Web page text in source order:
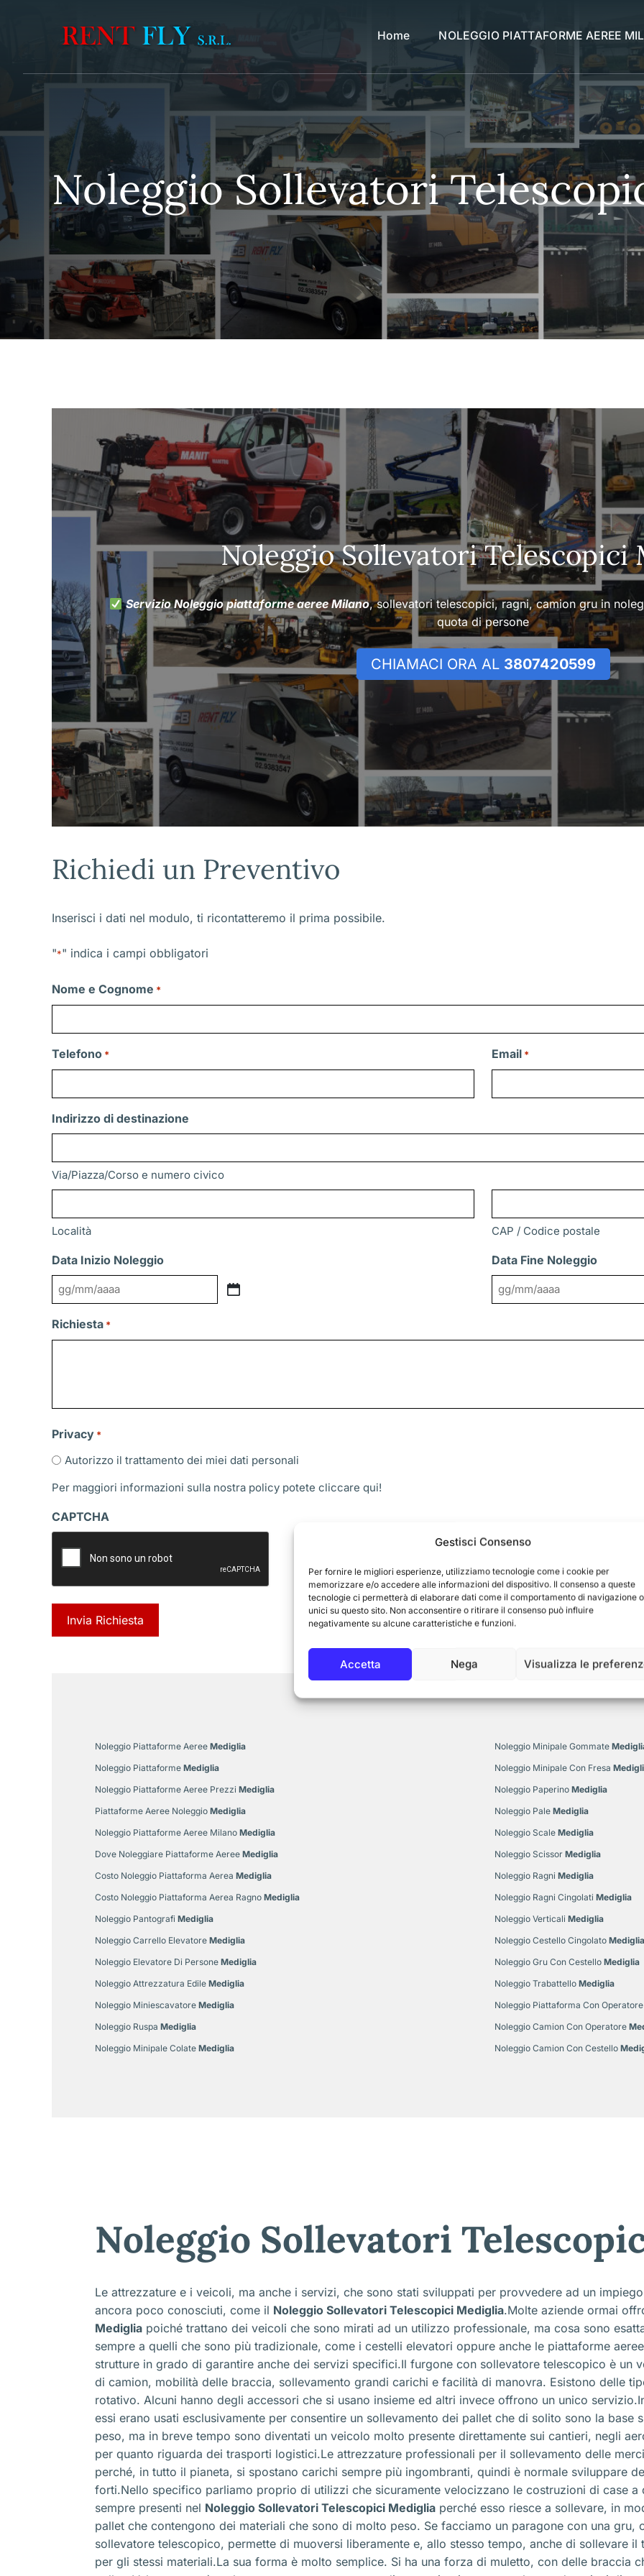
Gestisci Consenso
Per fornire le migliori esperienze, utilizziamo tecnologie come i cookie per
memorizzare e/o accedere alle informazioni del dispositivo. Il consenso a queste
tecnologie ci permetterà di elaborare dati come il comportamento di navigazione
unici su questo sito. Non acconsentire o ritirare il consenso può influire
negativamente su alcune caratteristiche e funzioni.
Accetta Nega Visualizza le
Home NOLEGGIO PIATTAFORME AEREE
Noleggio Sollevatori
Noleggio Sollevatori Telescopici
Servizio Noleggio piattaforme aeree Milano, sollevatori telescopici, ragni, camion gru in
quota di persone
CHIAMACI ORA AL 3807420599
Richiedi un Preventivo
Inserisci i dati nel modulo, ti ricontatteremo il prima possibile.
"*" indica i campi obbligatori
Nome e Cognome *
Telefono * Email *
Indirizzo di destinazione
Via/Piazza/Corso e numero civico
Località CAP / Codice postale
Data Inizio Noleggio
GG
MM
Data Fine Noleggio
GG
Richiesta *
Privacy *
Autorizzo il trattamento dei miei dati personali
Per maggiori informazioni sulla nostra policy potete cliccare qui!
CAPTCHA
Noleggio Piattaforme Aeree Mediglia
Noleggio Piattaforme Mediglia
Noleggio Piattaforme Aeree Prezzi Mediglia
Piattaforme Aeree Noleggio Mediglia
Noleggio Piattaforme Aeree Milano Mediglia
Dove Noleggiare Piattaforme Aeree Mediglia
Costo Noleggio Piattaforma Aerea Mediglia
Costo Noleggio Piattaforma Aerea Ragno Mediglia
Noleggio Pantografi Mediglia
Noleggio Carrello Elevatore Mediglia
Noleggio Elevatore Di Persone Mediglia
Noleggio Attrezzatura Edile Mediglia
Noleggio Miniescavatore Mediglia
Noleggio Ruspa Mediglia
Noleggio Minipale Colate Mediglia
Noleggio Minipale Gommate
Noleggio Minipale Con Fresa
Noleggio Paperino Mediglia
Noleggio Pale Mediglia
Noleggio Scale Mediglia
Noleggio Scissor Mediglia
Noleggio Ragni Mediglia
Noleggio Ragni Cingolati Mediglia
Noleggio Verticali Mediglia
Noleggio Cestello Cingolato Mediglia
Noleggio Gru Con Cestello Mediglia
Noleggio Trabattello Mediglia
Noleggio Piattaforma Con Operatore
Noleggio Camion Con Operatore
Noleggio Camion Con Cestello
Noleggio Sollevatori
Le attrezzature e i veicoli, ma anche i servizi, che sono stati sviluppati per provvedere ad un
ancora poco conosciuti, come il Noleggio Sollevatori Telescopici Mediglia.Molte aziende ormai
Mediglia poiché trattano dei veicoli che sono mirati ad un utilizzo professionale, ma cosa sono
sempre a quelli che sono più tradizionale, come i cestelli elevatori oppure anche le piattaforme
strutture in grado di garantire anche dei servizi specifici.Il furgone con sollevatore telescopico è un
di camion, mobilità delle braccia, sollevamento grandi carichi e facilità di manovra. Esistono delle
rotativo. Alcuni hanno degli accessori che si usano insieme ed altri invece offrono un unico
essi erano usati esclusivamente per consentire un sollevamento dei pallet che di solito sono la
peso, ma in breve tempo sono diventati un veicolo molto presente direttamente sui cantieri, negli
per quanto riguarda dei trasporti logistici.Le attrezzature professionali per il sollevamento delle
perché, in tutto il pianeta, si spostano carichi sempre più ingombranti, quindi è normale sviluppare
forti.Nello specifico parliamo proprio di utilizzi che sicuramente velocizzano le costruzioni di case a
sempre presenti nel Noleggio Sollevatori Telescopici Mediglia perché esso riesce a sollevare, in
pallet che contengono dei materiali che sono di molto peso. Se facciamo un paragone con una gru,
sollevatore telescopico, permette di muoversi liberamente e, allo stesso tempo, anche di sollevare
per gli stessi materiali.La sua forma è molto semplice. Si ha una forza di muletto, con delle braccia